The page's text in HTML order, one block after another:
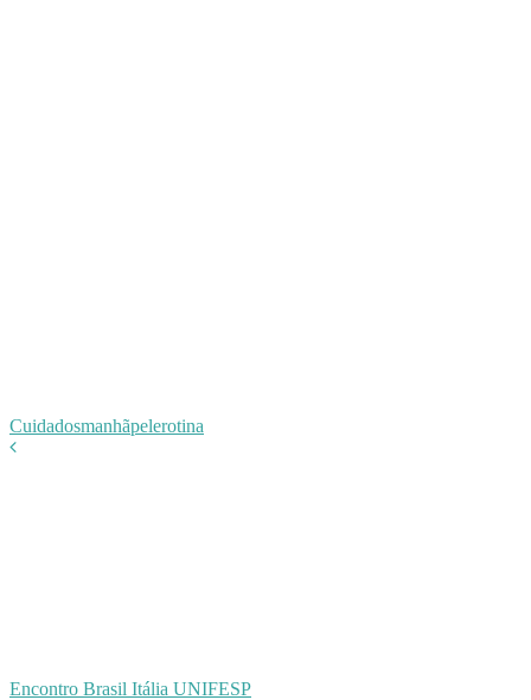
Cuidadosmanhãpelerotina
Encontro Brasil Itália UNIFESP